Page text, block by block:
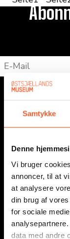
Samtykke
Denne
Vi bruger
annoncer, til at
at analysere
din brug af
for sociale
data med andre
Senden
fort@oesm.dk